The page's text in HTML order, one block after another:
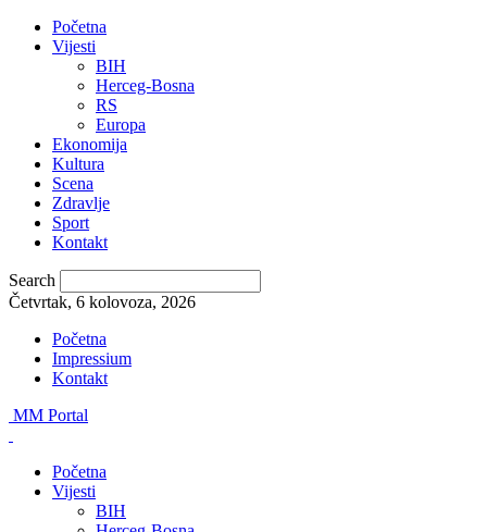
Početna
Vijesti
BIH
Herceg-Bosna
RS
Europa
Ekonomija
Kultura
Scena
Zdravlje
Sport
Kontakt
Search
Četvrtak, 6 kolovoza, 2026
Početna
Impressium
Kontakt
MM Portal
Početna
Vijesti
BIH